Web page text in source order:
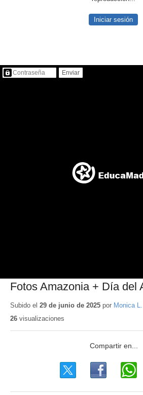
Iniciar sesión
Contenido protegido…
Fotos Amazonia + Día del
Subido el 29 de junio de 2025 por Monica L.
26 visualizaciones